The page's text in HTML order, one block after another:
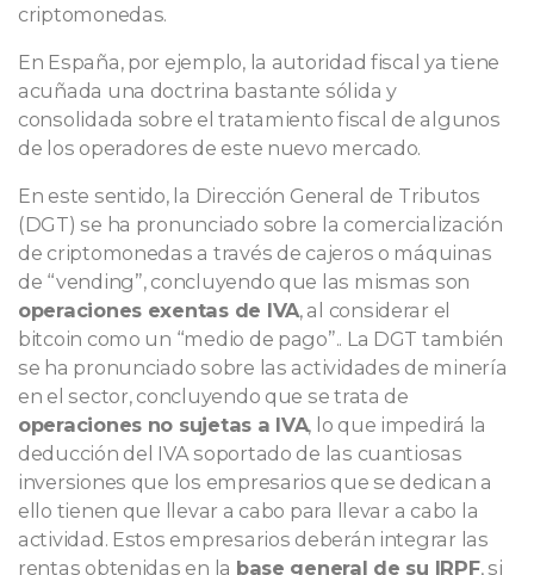
criptomonedas.
En España, por ejemplo, la autoridad fiscal ya tiene
acuñada una doctrina bastante sólida y
consolidada sobre el tratamiento fiscal de algunos
de los operadores de este nuevo mercado.
En este sentido, la Dirección General de Tributos
(DGT) se ha pronunciado sobre la comercialización
de criptomonedas a través de cajeros o máquinas
de “vending”, concluyendo que las mismas son
operaciones exentas de IVA, al considerar el
bitcoin como un “medio de pago”.. La DGT también
se ha pronunciado sobre las actividades de minería
en el sector, concluyendo que se trata de
operaciones no sujetas a IVA, lo que impedirá la
deducción del IVA soportado de las cuantiosas
inversiones que los empresarios que se dedican a
ello tienen que llevar a cabo para llevar a cabo la
actividad. Estos empresarios deberán integrar las
rentas obtenidas en la base general de su IRPF, si